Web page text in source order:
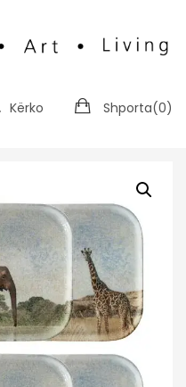
Shporta(0)
Kërko